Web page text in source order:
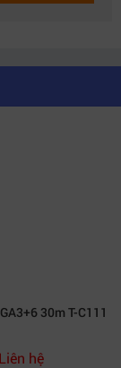
30m T-C111
Liên hệ